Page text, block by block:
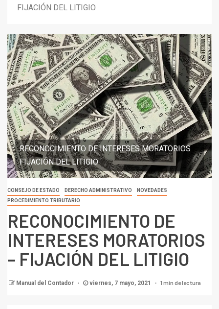
FIJACIÓN DEL LITIGIO
RECONOCIMIENTO DE INTERESES MORATORIOS
FIJACIÓN DEL LITIGIO
CONSEJO DE ESTADO DERECHO ADMINISTRATIVO
NOVEDADES
PROCEDIMIENTO TRIBUTARIO
RECONOCIMIENTO DE
INTERESES MORATORIOS
– FIJACIÓN DEL LITIGIO
Manual del Contador viernes, 7 mayo, 2021 1 min de lectura